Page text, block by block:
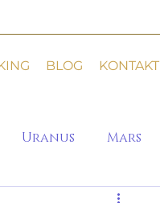
BLOG KONTAKT
Uranus Mars